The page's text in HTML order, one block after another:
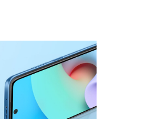
сегодня только
любого банка